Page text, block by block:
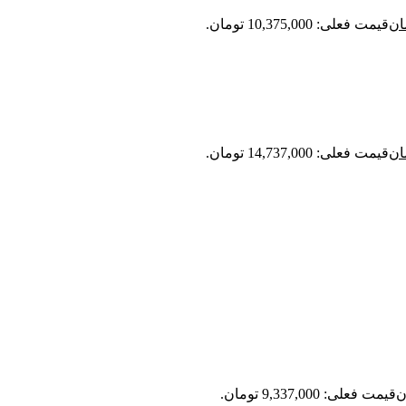
قیمت فعلی: 10,375,000 تومان.
قیمت فعلی: 14,737,000 تومان.
قیمت فعلی: 9,337,000 تومان.